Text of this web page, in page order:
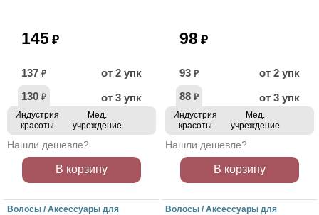
145 ₽
137 ₽
от 2 упк
130 ₽ от 3 упк
Индустрия
красоты
Мед.
учреждение
Нашли дешевле?
В корзину
98 ₽
93 ₽
от 2 упк
88 ₽ от 3 упк
Индустрия
красоты
Мед.
учреждение
Нашли дешевле?
В корзину
Волосы / Аксессуары для
Волосы / Аксессуары для